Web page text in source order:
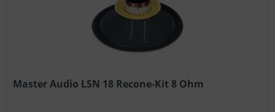
Master Audio LSN 18 Recone-Kit 8 Ohm